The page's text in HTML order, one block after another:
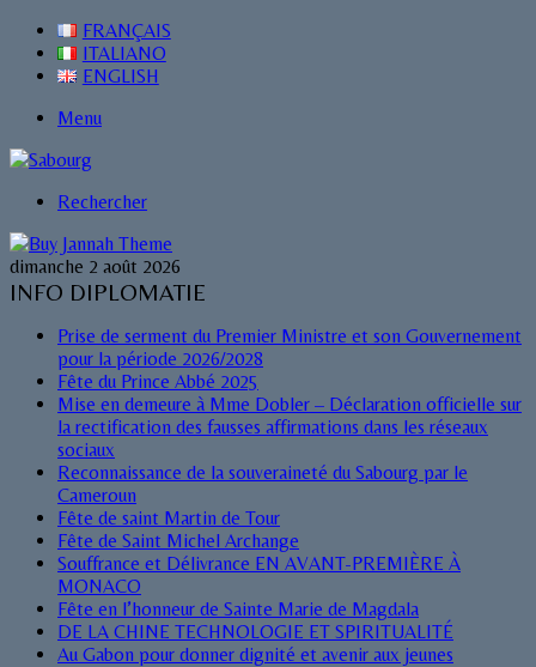
FRANÇAIS
ITALIANO
ENGLISH
Menu
Rechercher
dimanche 2 août 2026
INFO DIPLOMATIE
Prise de serment du Premier Ministre et son Gouvernement
pour la période 2026/2028
Fête du Prince Abbé 2025
Mise en demeure à Mme Dobler – Déclaration officielle sur
la rectification des fausses affirmations dans les réseaux
sociaux
Reconnaissance de la souveraineté du Sabourg par le
Cameroun
Fête de saint Martin de Tour
Fête de Saint Michel Archange
Souffrance et Délivrance EN AVANT-PREMIÈRE À
MONACO
Fête en l’honneur de Sainte Marie de Magdala
DE LA CHINE TECHNOLOGIE ET SPIRITUALITÉ
Au Gabon pour donner dignité et avenir aux jeunes